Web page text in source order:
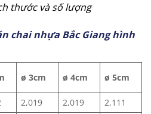
thước và số lượng
chai nhựa Bắc Giang hình
ø 3cm ø 4cm ø 5cm
2,019 2,019 2,111